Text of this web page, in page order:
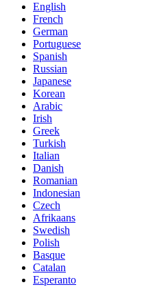
English
French
German
Portuguese
Spanish
Russian
Japanese
Korean
Arabic
Irish
Greek
Turkish
Italian
Danish
Romanian
Indonesian
Czech
Afrikaans
Swedish
Polish
Basque
Catalan
Esperanto